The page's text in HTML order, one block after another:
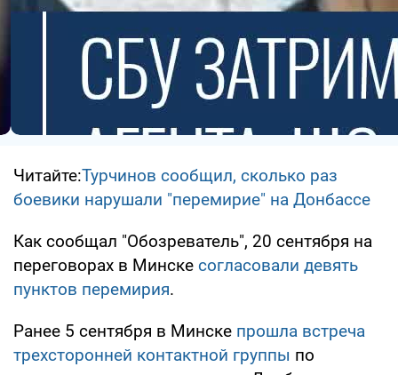
Читайте:Турчинов сообщил, сколько раз
боевики нарушали "перемирие" на Донбассе
Как сообщал "Обозреватель", 20 сентября на
переговорах в Минске согласовали девять
пунктов перемирия.
Ранее 5 сентября в Минске прошла встреча
трехсторонней контактной группы по